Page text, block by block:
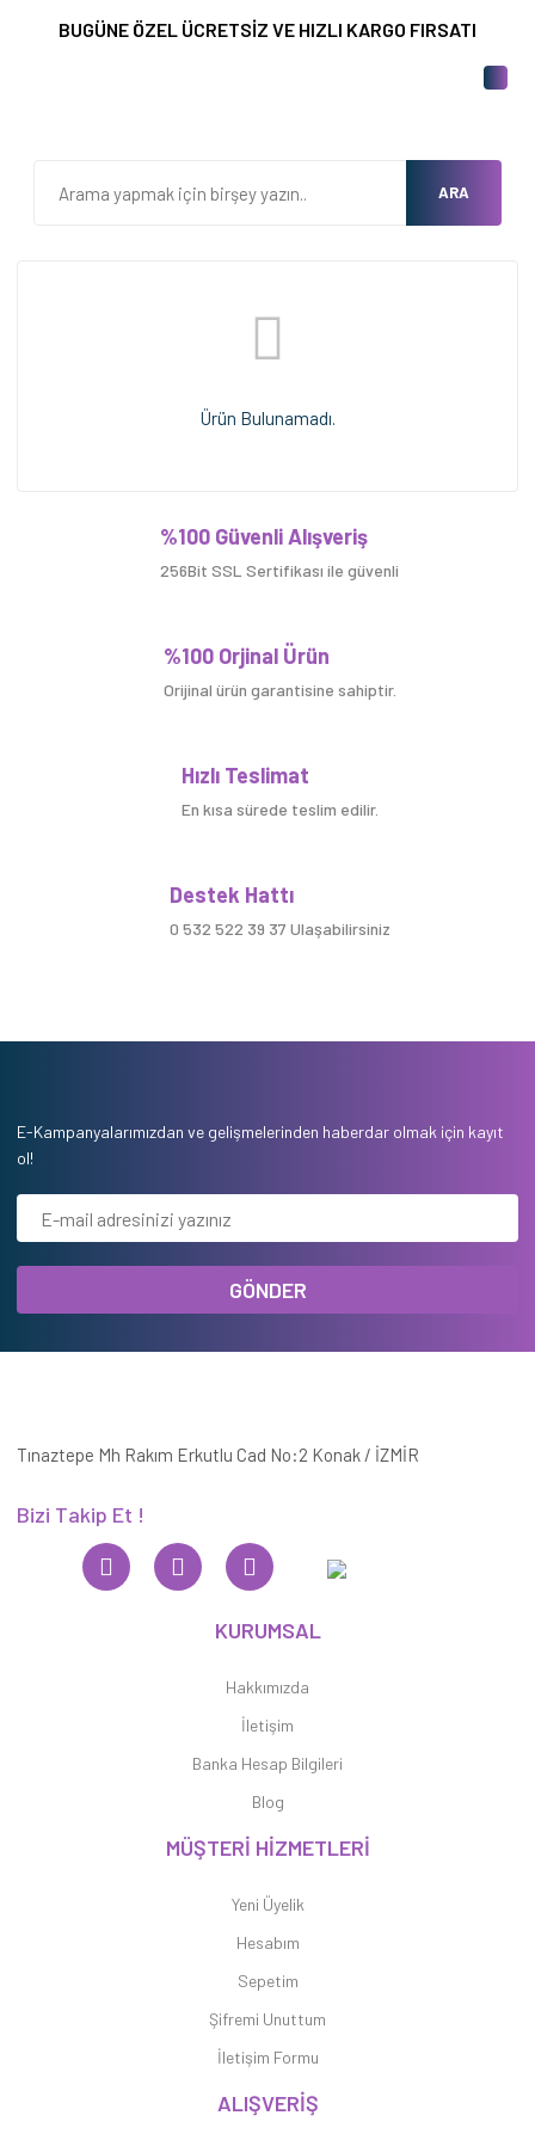
BUGÜNE ÖZEL ÜCRETSİZ VE HIZLI KARGO FIRSATI
ARA
Ürün Bulunamadı.
%100 Güvenli Alışveriş
256Bit SSL Sertifikası ile güvenli
%100 Orjinal Ürün
Orijinal ürün garantisine sahiptir.
Hızlı Teslimat
En kısa sürede teslim edilir.
Destek Hattı
0 532 522 39 37 Ulaşabilirsiniz
E-Kampanyalarımızdan ve gelişmelerinden haberdar olmak için kayıt
ol!
GÖNDER
Tınaztepe Mh Rakım Erkutlu Cad No:2 Konak / İZMİR
Bizi Takip Et !
KURUMSAL
Hakkımızda
İletişim
Banka Hesap Bilgileri
Blog
MÜŞTERİ HİZMETLERİ
Yeni Üyelik
Hesabım
Sepetim
Şifremi Unuttum
İletişim Formu
ALIŞVERİŞ